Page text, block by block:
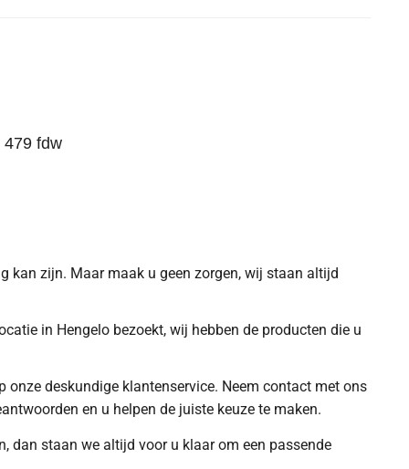
479 fdw
kan zijn. Maar maak u geen zorgen, wij staan altijd
in Hengelo bezoekt, wij hebben de producten die u
deskundige klantenservice. Neem contact met ons
en u helpen de juiste keuze te maken.
dan staan we altijd voor u klaar om een passende